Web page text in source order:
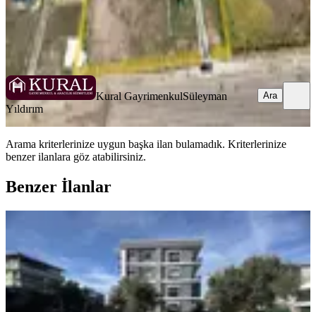
Kural Gayrimenkul Süleyman Yıldırım
Ara
Kural GayrimenkulSüleyman
Yıldırım
Ara
Arama kriterlerinize uygun başka ilan bulamadık. Kriterlerinize
benzer ilanlara göz atabilirsiniz.
Benzer İlanlar
Coldwell Banker Poyraz'dan Havuzlu
Sitede 3+1 Kiralık
İzmir, Menderes
3+1·145 m² 1. Kat·08.06.2026